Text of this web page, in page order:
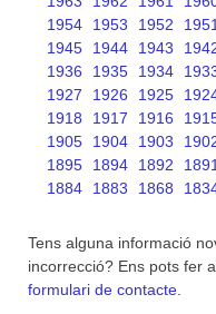
1954
1953 1952
1945
1944 1943
1936
1935 1934
1927
1926 1925
1918
1917 1916
1905
1904 1903
1895
1894 1892
1884
1883 1868
Tens alguna informació
incorrecció? Ens pots fer
formulari de contacte.